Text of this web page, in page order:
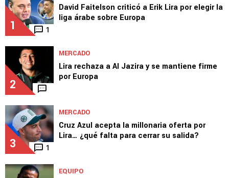
1 1
David Faitelson criticó a Erik Lira por elegir la
liga árabe sobre Europa
2
MERCADO
Lira rechaza a Al Jazira y se mantiene firme
por Europa
3 1
MERCADO
Cruz Azul acepta la millonaria oferta por
Lira… ¿qué falta para cerrar su salida?
EQUIPO